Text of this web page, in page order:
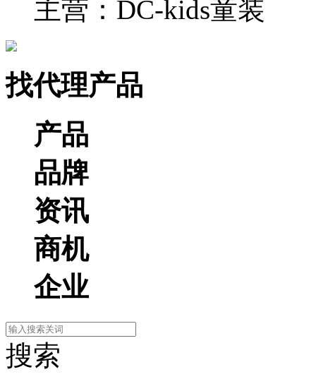
主营：DC-kids童装
找代理产品
产品
品牌
资讯
商机
企业
搜索